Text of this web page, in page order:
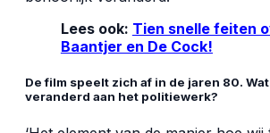
Lees ook: Tien snelle feiten
Baantjer en De Cock!
De film speelt zich af in de jaren 80.
veranderd aan het politiewerk?